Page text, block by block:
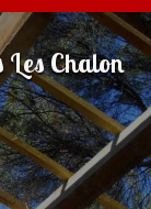
Les Chalon